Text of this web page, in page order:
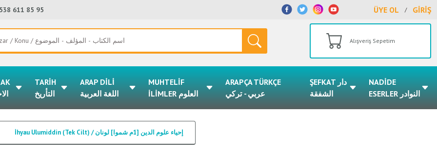
611 85 95 ÜYE OL / GİRİŞ
Alışveriş Sepetim
TARİH
التأريخ
ARAP DİLİ
اللغة العربية
MUHTELİF
İLİMLER العلوم
ARAPÇA TÜRKÇE
عربي - تركي
ŞEFKAT دار
الشفقة
NADİDE
ESERLER النوادر
İhyau Ulumiddin (Tek Cilt) / إحياء علوم الدين [1م شموا] لونان